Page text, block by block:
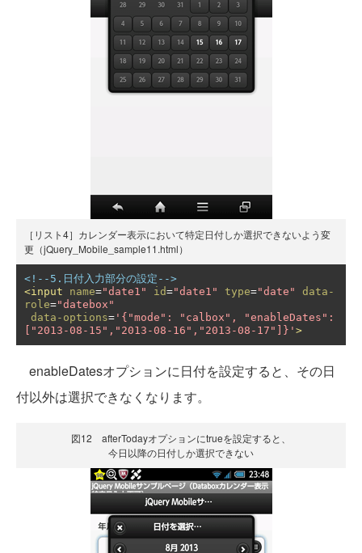
［リスト4］カレンダー表示において特定日付しか選択できないよう変
更（jQuery_Mobile_sample11.html）
<!--5.日付入力部分の設定-->
<input
name="date1" id="date1" type="date"
data-
role="datebox"
data-options= '{"mode": "calbox", "enableDates":
["2013-08-15","2013-08-16","2013-08-17"]}' >
enableDatesオプションに日付を設定すると、その日
付以外は選択できなくなります。
図12 afterTodayオプションにtrueを設定すると、
今日以降の日付しか選択できない